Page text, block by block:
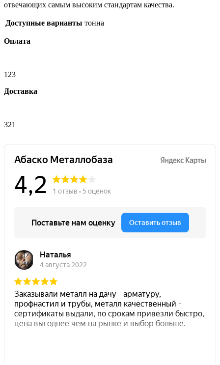
отвечающих самым высоким стандартам качества.
Доступные варианты тонна
Оплата
123
Доставка
321